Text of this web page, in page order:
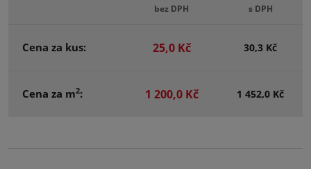
bez DPH s DPH
Cena za kus: 25,0 Kč 30,3 Kč
Cena za m2: 1 200,0 Kč 1 452,0 Kč